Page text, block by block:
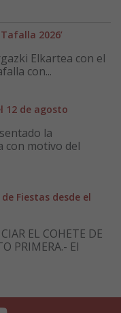
2026’
Elkartea con el
con...
12 de agosto
la
con motivo del
Fiestas desde el
EL COHETE DE
PRIMERA.- El
Youtube